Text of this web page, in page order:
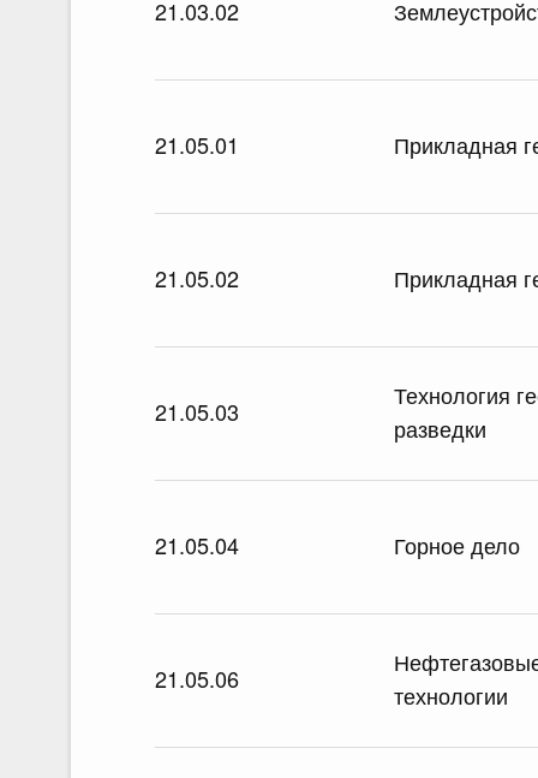
21.03.02
21.05.01 Прикладная
21.05.02 Прикладная
21.05.03
Технология
разведки
21.05.04 Горное дело
21.05.06
технологии